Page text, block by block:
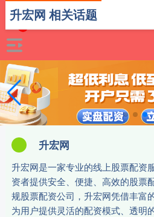
升宏网
升宏网是一家专业的线上股票配资
资者提供安全、便捷、高效的股票
规股票配资公司，升宏网凭借丰富
为用户提供灵活的配资模式、透明
升宏网 相关话题